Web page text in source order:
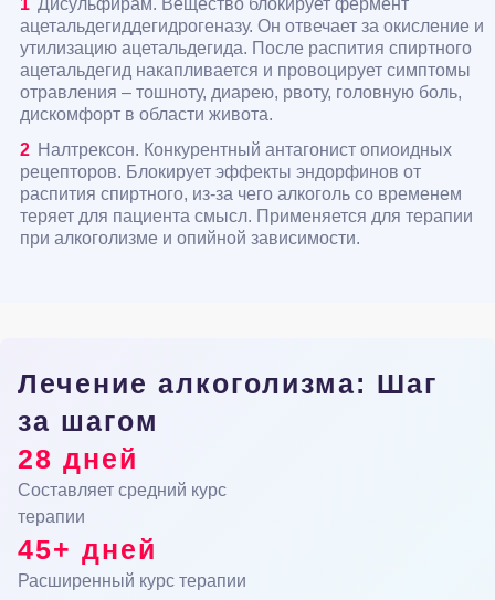
ацетальдегиддегидрогеназу. Он отвечает за окисление и
утилизацию ацетальдегида. После распития спиртного
ацетальдегид накапливается и провоцирует симптомы
отравления – тошноту, диарею, рвоту, головную боль,
дискомфорт в области живота.
Налтрексон. Конкурентный антагонист опиоидных
рецепторов. Блокирует эффекты эндорфинов от
распития спиртного, из-за чего алкоголь со временем
теряет для пациента смысл. Применяется для терапии
при алкоголизме и опийной зависимости.
Лечение алкоголизма: Шаг
за шагом
28 дней
Составляет средний курс
терапии
45+ дней
Расширенный курс терапии